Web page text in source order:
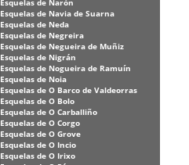
Esquelas de Narón
Esquelas de Navia de Suarna
Esquelas de Neda
Esquelas de Negreira
Esquelas de Negueira de Muñiz
Esquelas de Nigrán
Esquelas de Nogueira de Ramuín
Esquelas de Noia
Esquelas de O Barco de Valdeorras
Esquelas de O Bolo
Esquelas de O Carballiño
Esquelas de O Corgo
Esquelas de O Grove
Esquelas de O Incio
Esquelas de O Irixo